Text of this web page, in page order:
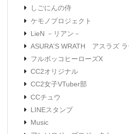
しごにんの侍
ケモノプロジェクト
LieN －リアン－
ASURA'S WRATH アスラズ ラ
フルボッコヒーローズX
CC2オリジナル
CC2女子VTuber部
CCチュウ
LINEスタンプ
Music